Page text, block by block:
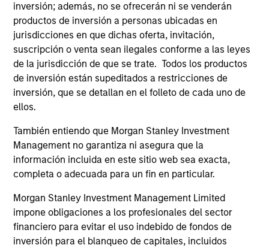
inversión; además, no se ofrecerán ni se venderán
productos de inversión a personas ubicadas en
jurisdicciones en que dichas oferta, invitación,
suscripción o venta sean ilegales conforme a las leyes
de la jurisdicción de que se trate. Todos los productos
de inversión están supeditados a restricciones de
inversión, que se detallan en el folleto de cada uno de
ellos.
También entiendo que Morgan Stanley Investment
Management no garantiza ni asegura que la
información incluida en este sitio web sea exacta,
completa o adecuada para un fin en particular.
Morgan Stanley Investment Management Limited
impone obligaciones a los profesionales del sector
financiero para evitar el uso indebido de fondos de
inversión para el blanqueo de capitales, incluidos
Atlanta Capital High Quality SMID Cap
Guided by a fundamental core approach
that seeks to invest in small to mid-cap
companies in strong financial condition with
equities priced below our fair value
estimate.
Atlanta Capital High Quality Small Cap
Guided by a fundamental core approach
that seeks to invest in small-cap companies
in strong financial condition with equities
priced below our fair value estimate.